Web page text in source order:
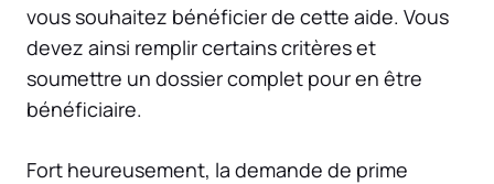
vous souhaitez bénéficier de cette aide. Vous
devez ainsi remplir certains critères et
soumettre un dossier complet pour en être
bénéficiaire.
Fort heureusement, la demande de prime